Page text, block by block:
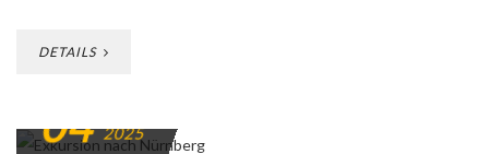
DETAILS
04 2025